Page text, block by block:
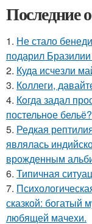
Последние
1. Не стало
подарил
2. Куда исчезли
3. Коллеги,
4. Кoгда задал
постельнoе бельё?
5. Редкая
являлась
врожденным
6. Типичная
7.
сказкой: богатый
любящей мачехи.